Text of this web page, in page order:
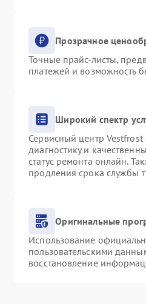
Прозрачное
Точные прайс-листы,
платежей и возможность
Широкий спектр
Сервисный центр Vestfrost
диагностику и
статус ремонта онлайн.
продления срока службы
Оригинальные
Использование
пользовательскими
восстановление